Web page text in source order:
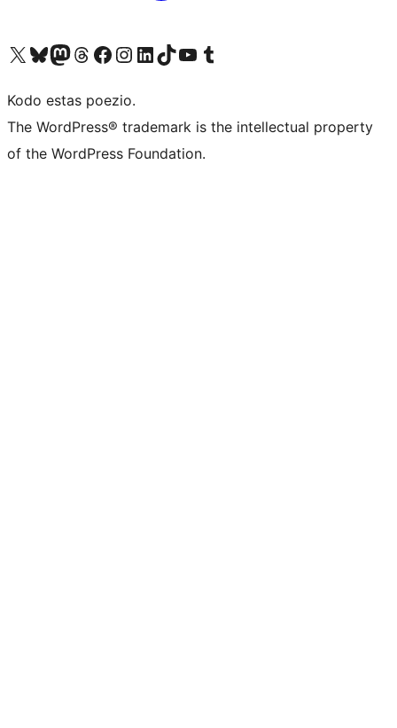
Visit our X (formerly Twitter) account
Visit our Bluesky account
Visit our Mastodon account
Visit our Threads account
Visit our Facebook page
Visit our Instagram account
Visit our LinkedIn account
Visit our TikTok account
Visit our YouTube channel
Visit our Tumblr account
Kodo estas poezio.
The WordPress® trademark is the intellectual property
of the WordPress Foundation.